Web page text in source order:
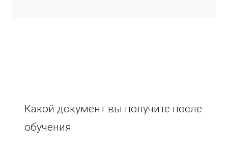
Какой документ вы получите после
обучения